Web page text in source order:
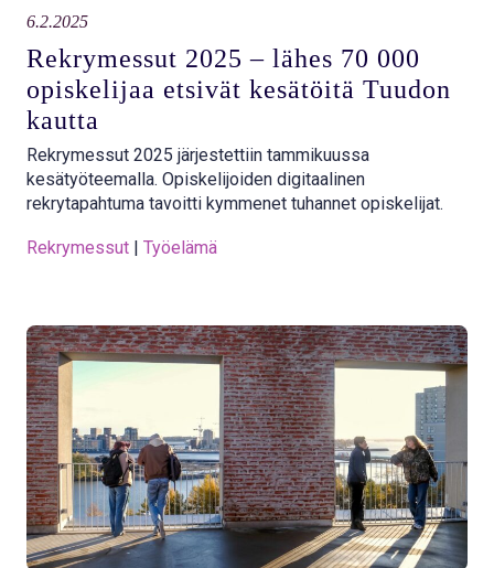
6.2.2025
Rekrymessut 2025 – lähes 70 000
opiskelijaa etsivät kesätöitä Tuudon
kautta
Rekrymessut 2025 järjestettiin tammikuussa
kesätyöteemalla. Opiskelijoiden digitaalinen
rekrytapahtuma tavoitti kymmenet tuhannet opiskelijat.
Rekrymessut | Työelämä